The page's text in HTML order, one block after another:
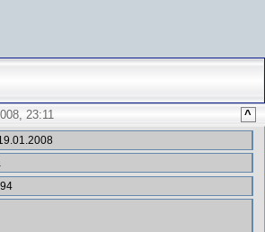
23:11 ^